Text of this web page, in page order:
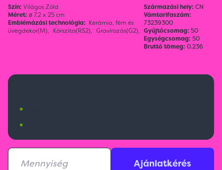
Szín: Világos Zöld
Méret: ø 7,2 x 25 cm
Emblémázási technológia: Kerámia, fém és
üvegdekor(M), Körszita(RS2), Gravírozás(G2),
Származási hely: CN
Vámtarifaszám:
73239300
Gyűjtőcsomag: 50
Egységcsomag: 50
Bruttó tömeg: 0.236
•
•
Ajánlatkérés